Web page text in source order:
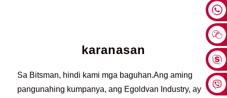
karanasan
Sa Bitsman, hindi kami mga baguhan.Ang aming
pangunahing kumpanya, ang Egoldvan Industry, ay